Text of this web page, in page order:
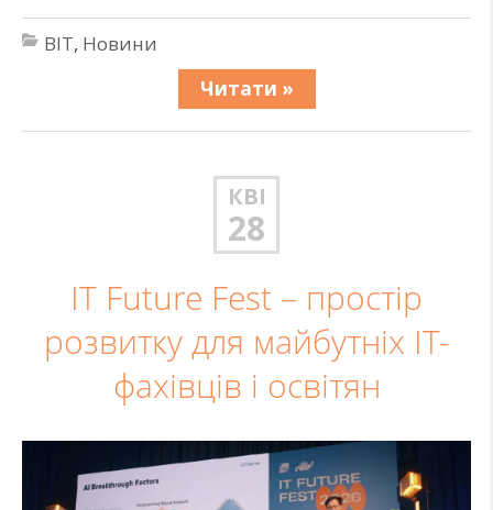
BIT, Новини
Читати »
КВІ
28
IT Future Fest – простір
розвитку для майбутніх ІТ-
фахівців і освітян